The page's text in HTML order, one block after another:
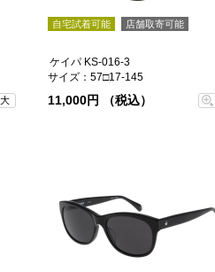
自宅試着可能 店舗取寄可能
ケイパ KS-016-3
サイズ：57□17-145
11,000円 （税込）